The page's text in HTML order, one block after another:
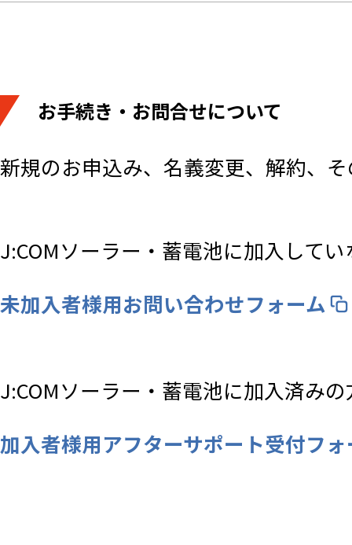
お手続き・お問合せについて
新規のお申込み、名義変更、解約、
J:COMソーラー・蓄電池に加入して
未加入者様用お問い合わせフォーム
J:COMソーラー・蓄電池に加入済み
加入者様用アフターサポート受付フ